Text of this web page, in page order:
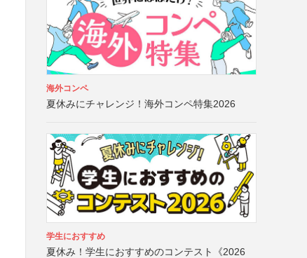
海外コンペ
夏休みにチャレンジ！海外コンペ特集2026
学生におすすめ
夏休み！学生におすすめのコンテスト《2026